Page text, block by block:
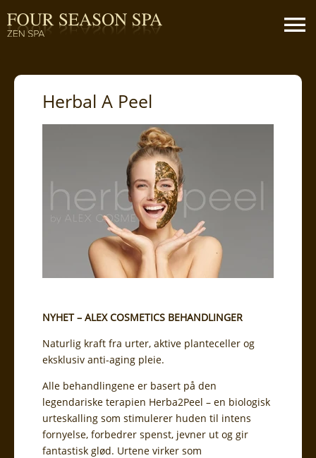
Herbal A Peel
NYHET – ALEX COSMETICS BEHANDLINGER
Naturlig kraft fra urter, aktive planteceller og
eksklusiv anti-aging pleie.
Alle behandlingene er basert på den
legendariske terapien Herba2Peel – en biologisk
urteskalling som stimulerer huden til intens
fornyelse, forbedrer spenst, jevner ut og gir
fantastisk glød. Urtene virker som